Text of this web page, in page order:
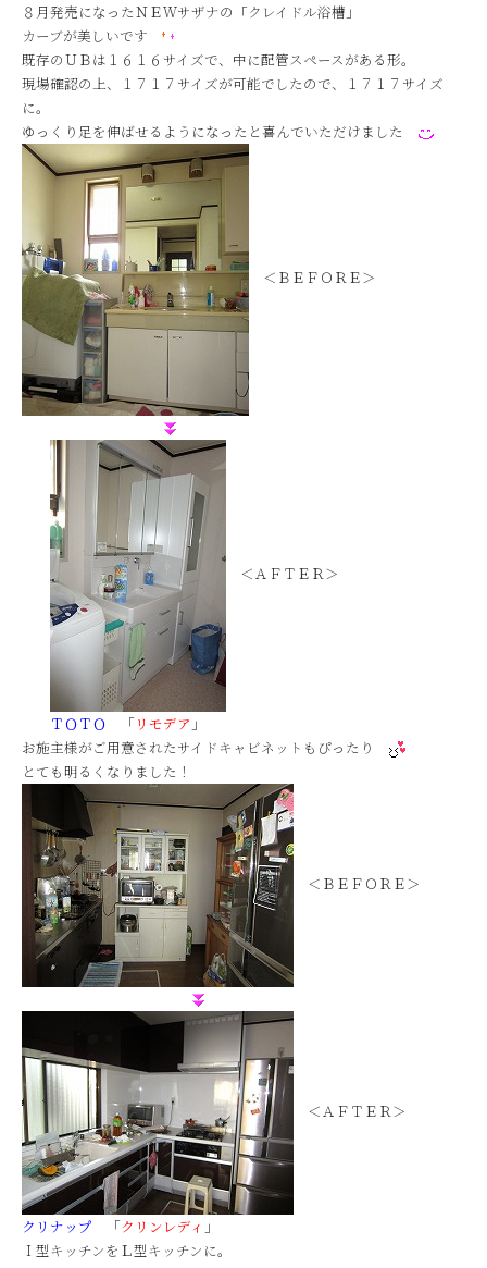
８月発売になったＮＥＷサザナの「クレイドル浴槽」
カーブが美しいです
既存のＵＢは１６１６サイズで、中に配管スペースがある形。
現場確認の上、１７１７サイズが可能でしたので、１７１７サイズ
に。
ゆっくり足を伸ばせるようになったと喜んでいただけました
＜ＢＥＦＯＲＥ＞
＜ＡＦＴＥＲ＞
ＴＯＴＯ 「リモデア 」
お施主様がご用意されたサイドキャビネットもぴったり
とても明るくなりました！
＜ＢＥＦＯＲＥ＞
＜ＡＦＴＥＲ＞
クリナップ 「クリンレディ 」
Ｉ型キッチンをＬ型キッチンに。